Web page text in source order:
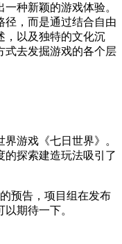
种新颖的游戏体验。
径，而是通过结合自由
，以及独特的文化沉
式去发掘游戏的各个层
游戏《七日世界》。
的探索建造玩法吸引了
预告，项目组在发布
期待一下。